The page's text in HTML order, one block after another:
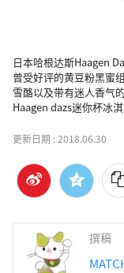
日本哈根达斯Haagen
曾受好评的黄豆粉黑蜜
雪酪以及带有迷人香气
Haagen dazs迷你杯冰淇
更新日期 :2018.06.30
撰稿